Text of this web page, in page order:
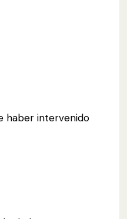
haber intervenido